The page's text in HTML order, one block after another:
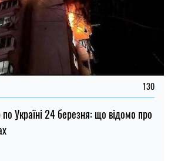
130
Україні 24 березня: що відомо про